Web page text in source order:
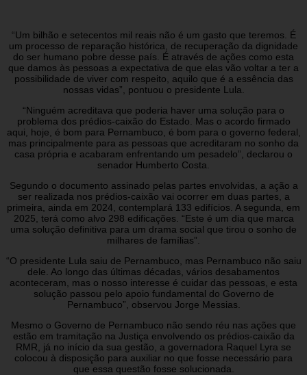
“Um bilhão e setecentos mil reais não é um gasto que teremos. É
um processo de reparação histórica, de recuperação da dignidade
do ser humano pobre desse país. É através de ações como esta
que damos às pessoas a expectativa de que elas vão voltar a ter a
possibilidade de viver com respeito, aquilo que é a essência das
nossas vidas”, pontuou o presidente Lula.
“Ninguém acreditava que poderia haver uma solução para o
problema dos prédios-caixão do Estado. Mas o acordo firmado
aqui, hoje, é bom para Pernambuco, é bom para o governo federal,
mas principalmente para as pessoas que acreditaram no sonho da
casa própria e acabaram enfrentando um pesadelo”, declarou o
senador Humberto Costa.
Segundo o documento assinado pelas partes envolvidas, a ação a
ser realizada nos prédios-caixão vai ocorrer em duas partes, a
primeira, ainda em 2024, contemplará 133 edifícios. A segunda, em
2025, terá como alvo 298 edificações. “Este é um dia que marca
uma solução definitiva para um drama social que tirou o sonho de
milhares de famílias”.
“O presidente Lula saiu de Pernambuco, mas Pernambuco não saiu
dele. Ao longo das últimas décadas, vários desabamentos
aconteceram, mas o nosso interesse é cuidar das pessoas, e esta
solução passou pelo apoio fundamental do Governo de
Pernambuco”, observou Jorge Messias.
Mesmo o Governo de Pernambuco não sendo réu nas ações que
estão em tramitação na Justiça envolvendo os prédios-caixão da
RMR, já no início da sua gestão, a governadora Raquel Lyra se
colocou à disposição para auxiliar no que fosse necessário para
que essa questão fosse solucionada.